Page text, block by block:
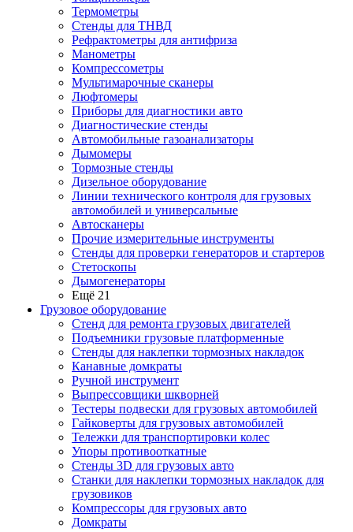
Термометры
Стенды для ТНВД
Рефрактометры для антифриза
Манометры
Компрессометры
Мультимарочные сканеры
Люфтомеры
Приборы для диагностики авто
Диагностические стенды
Автомобильные газоанализаторы
Дымомеры
Тормозные стенды
Дизельное оборудование
Линии технического контроля для грузовых
автомобилей и универсальные
Автосканеры
Прочие измерительные инструменты
Стенды для проверки генераторов и стартеров
Стетоскопы
Дымогенераторы
Ещё 21
Грузовое оборудование
Стенд для ремонта грузовых двигателей
Подъемники грузовые платформенные
Стенды для наклепки тормозных накладок
Канавные домкраты
Ручной инструмент
Выпрессовщики шкворней
Тестеры подвески для грузовых автомобилей
Гайковерты для грузовых автомобилей
Тележки для транспортировки колес
Упоры противооткатные
Стенды 3D для грузовых авто
Станки для наклепки тормозных накладок для
грузовиков
Компрессоры для грузовых авто
Домкраты